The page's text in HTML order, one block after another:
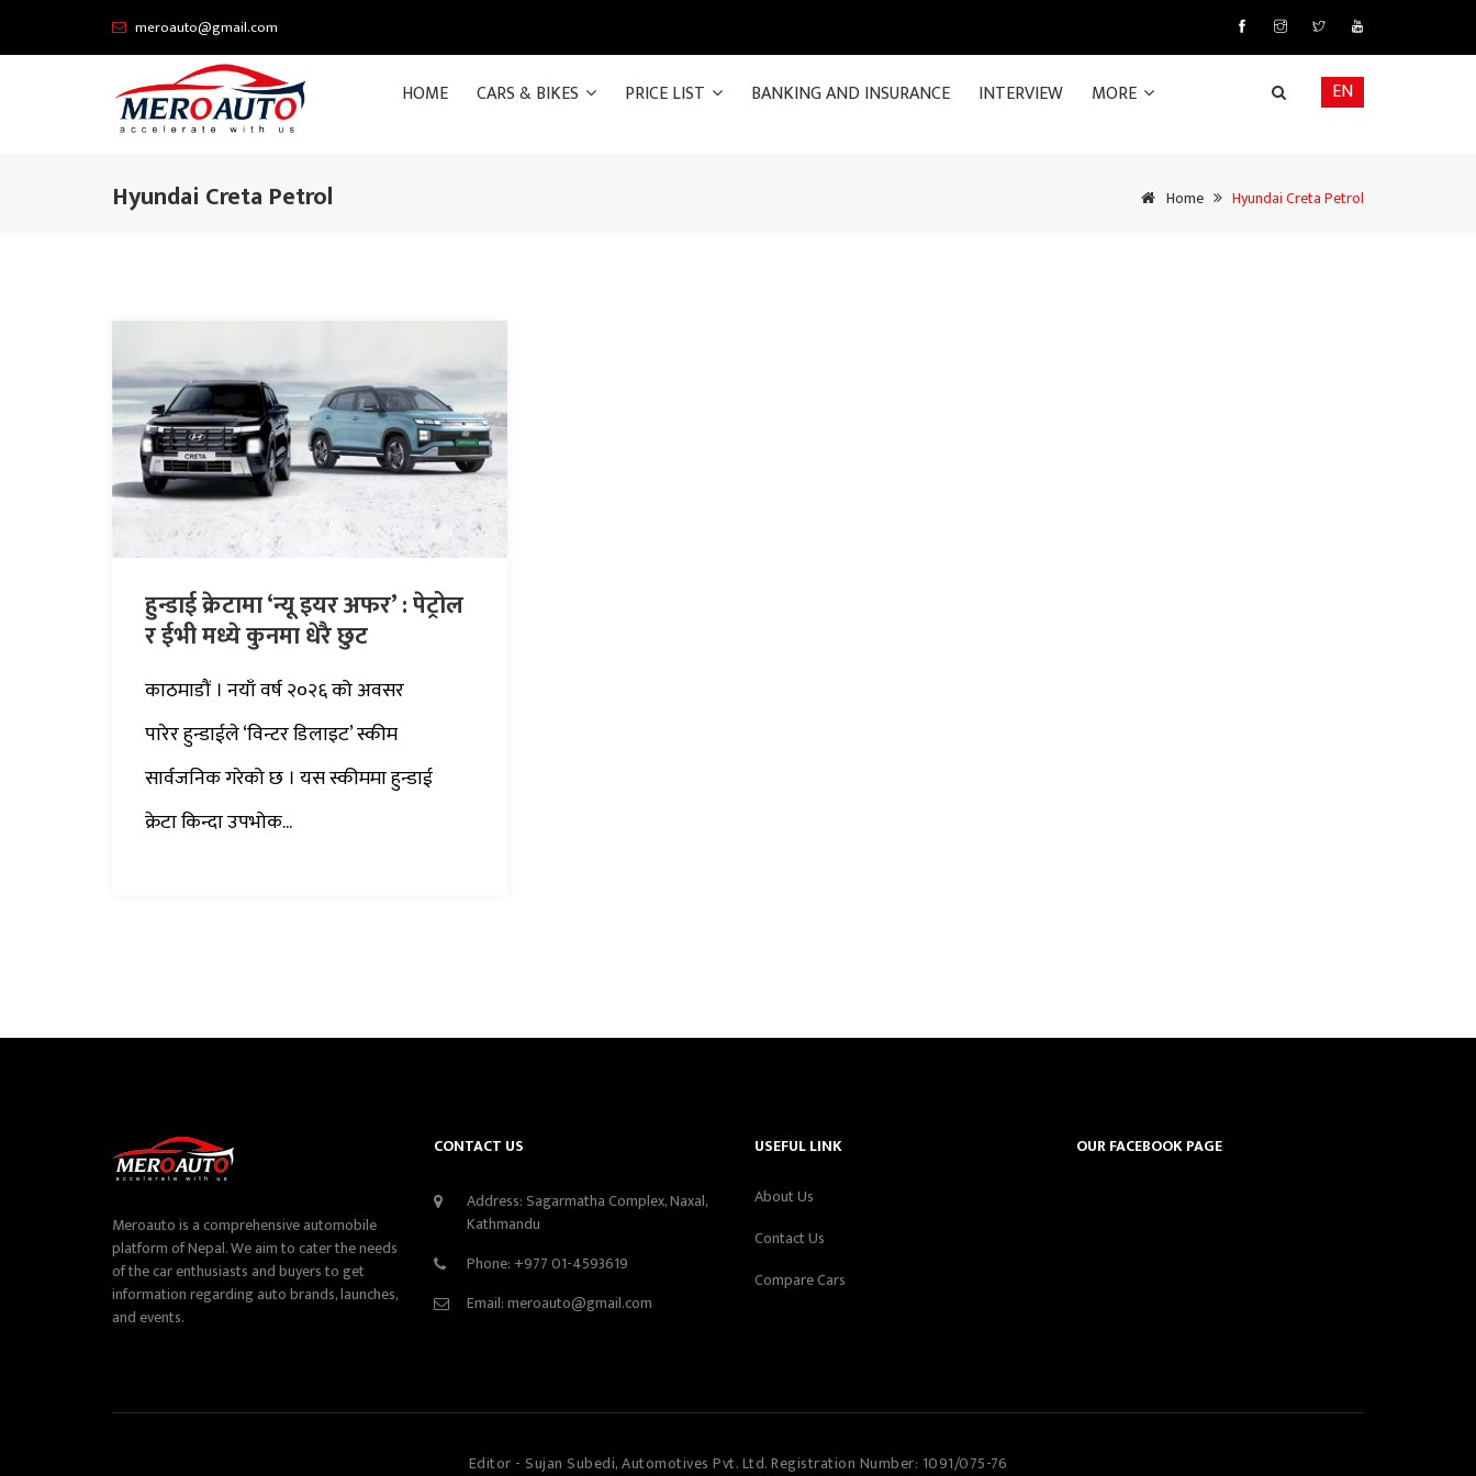
meroauto@gmail.com
HOME CARS & BIKES PRICE LIST BANKING AND INSURANCE INTERVIEW MORE EN
Hyundai Creta Petrol Home Hyundai Creta Petrol
हुन्डाई क्रेटामा ‘न्यू इयर अफर’ : पेट्रोल
र ईभी मध्ये कुनमा धेरै छुट
काठमाडौं । नयाँ वर्ष २०२६ को अवसर
पारेर हुन्डाईले ‘विन्टर डिलाइट’ स्कीम
सार्वजनिक गरेको छ । यस स्कीममा हुन्डाई
क्रेटा किन्दा उपभोक...
Meroauto is a comprehensive automobile
platform of Nepal. We aim to cater the needs
of the car enthusiasts and buyers to get
information regarding auto brands, launches,
and events.
CONTACT US
Address: Sagarmatha Complex, Naxal,
Kathmandu
Phone: +977 01-4593619
Email:meroauto@gmail.com
USEFUL LINK
About Us
Contact Us
Compare Cars
OUR FACEBOOK PAGE
Editor - Sujan Subedi, Automotives Pvt. Ltd. Registration Number: 1091/075-76